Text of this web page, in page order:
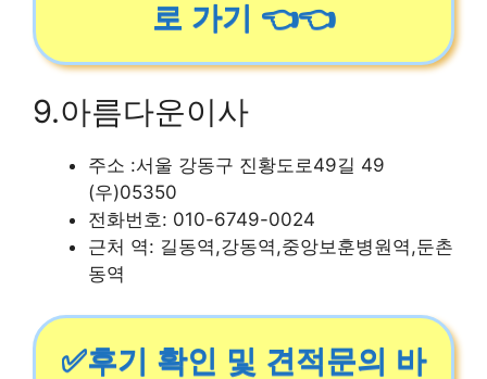
로 가기 👈👈
9.아름다운이사
주소 :서울 강동구 진황도로49길 49
(우)05350
전화번호: 010-6749-0024
근처 역: 길동역,강동역,중앙보훈병원역,둔촌
동역
✅후기 확인 및 견적문의 바